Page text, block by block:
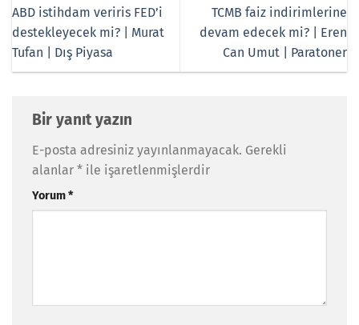
ABD istihdam veriris FED’i
destekleyecek mi? | Murat
Tufan | Dış Piyasa
TCMB faiz indirimlerine
devam edecek mi? | Eren
Can Umut | Paratoner
Bir yanıt yazın
E-posta adresiniz yayınlanmayacak. Gerekli
alanlar * ile işaretlenmişlerdir
Yorum*